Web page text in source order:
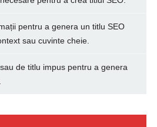
pentru a genera un titlu SEO
sau cuvinte cheie.
de titlu impus pentru a genera